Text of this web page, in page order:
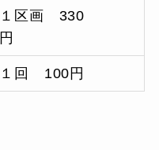
１区画 330
円
１回 100円